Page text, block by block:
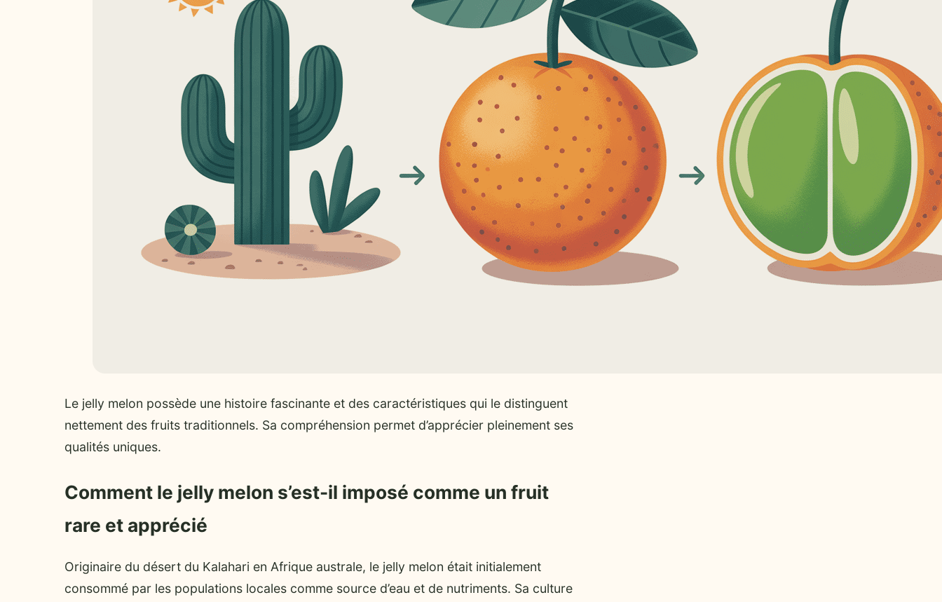
Le jelly melon possède une histoire fascinante et des caractéristiques qui le distinguent
nettement des fruits traditionnels. Sa compréhension permet d’apprécier pleinement ses
qualités uniques.
Comment le jelly melon s’est-il imposé comme un fruit
rare et apprécié
Originaire du désert du Kalahari en Afrique australe, le jelly melon était initialement
consommé par les populations locales comme source d’eau et de nutriments. Sa culture